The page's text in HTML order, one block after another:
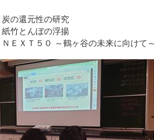
元性の研究
とんぼの浮揚
５０ ～鶴ヶ谷の未来に向けて～